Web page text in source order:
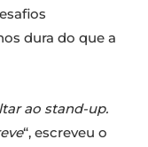
dura do que a
ao stand-up.
“, escreveu o